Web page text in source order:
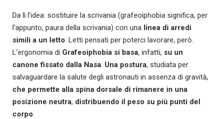
Da lì l’idea: sostituire la scrivania (grafeoiphobia significa, per
l’appunto, paura della scrivania) con una linea di arredi
simili a un letto . Letti pensati per poterci lavorare, però.
L’ergonomia di Grafeoiphobia si basa, infatti, su un
canone fissato dalla Nasa Una postura, studiata per
salvaguardare la salute degli astronauti in assenza di gravità,
che permette alla spina dorsale di rimanere in una
posizione neutra, distribuendo il peso su più punti del
corpo